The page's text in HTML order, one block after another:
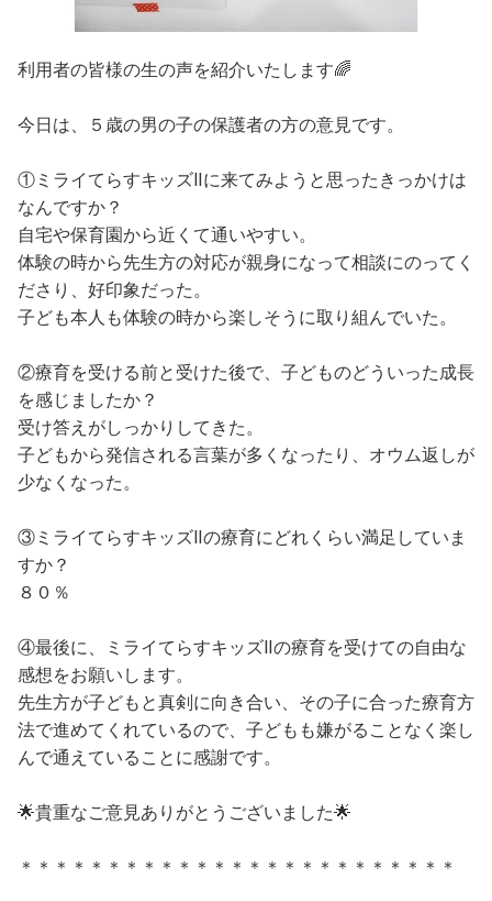
利用者の皆様の生の声を紹介いたします🌈
今日は、５歳の男の子の保護者の方の意見です。
①ミライてらすキッズⅡに来てみようと思ったきっかけは
なんですか？
自宅や保育園から近くて通いやすい。
体験の時から先生方の対応が親身になって相談にのってく
ださり、好印象だった。
子ども本人も体験の時から楽しそうに取り組んでいた。
②療育を受ける前と受けた後で、子どものどういった成長
を感じましたか？
受け答えがしっかりしてきた。
子どもから発信される言葉が多くなったり、オウム返しが
少なくなった。
③ミライてらすキッズⅡの療育にどれくらい満足していま
すか？
８０％
④最後に、ミライてらすキッズⅡの療育を受けての自由な
感想をお願いします。
先生方が子どもと真剣に向き合い、その子に合った療育方
法で進めてくれているので、子どもも嫌がることなく楽し
んで通えていることに感謝です。
🌟貴重なご意見ありがとうございました🌟
＊＊＊＊＊＊＊＊＊＊＊＊＊＊＊＊＊＊＊＊＊＊＊＊＊